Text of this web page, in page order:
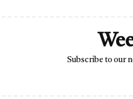
Subscribe to our